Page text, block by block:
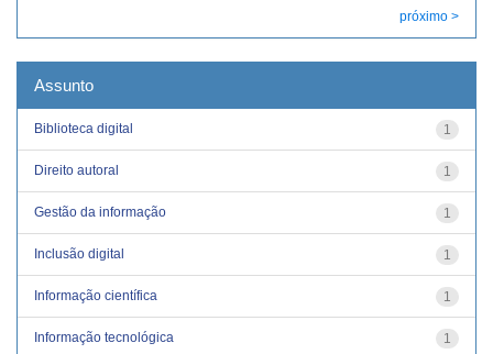
próximo >
Assunto
1
Biblioteca digital
1
Direito autoral
1
Gestão da informação
1
Inclusão digital
1
Informação científica
1
Informação tecnológica